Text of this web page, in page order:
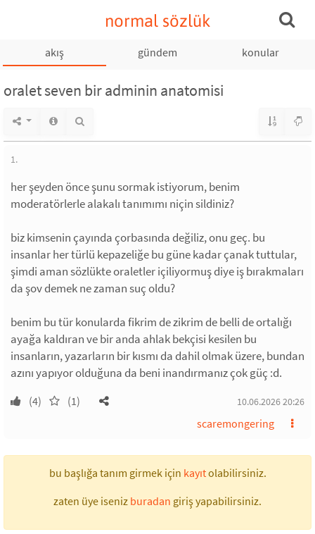
normal sözlük
akış gündem konular
oralet seven bir adminin anatomisi
1.
her şeyden önce şunu sormak istiyorum, benim
moderatörlerle alakalı tanımımı niçin sildiniz?
biz kimsenin çayında çorbasında değiliz, onu geç. bu
insanlar her türlü kepazeliğe bu güne kadar çanak tuttular,
şimdi aman sözlükte oraletler içiliyormuş diye iş bırakmaları
da şov demek ne zaman suç oldu?
benim bu tür konularda fikrim de zikrim de belli de ortalığı
ayağa kaldıran ve bir anda ahlak bekçisi kesilen bu
insanların, yazarların bir kısmı da dahil olmak üzere, bundan
azını yapıyor olduğuna da beni inandırmanız çok güç :d.
(4) (1) 10.06.2026 20:26
scaremongering
bu başlığa tanım girmek için kayıtolabilirsiniz.
zaten üye iseniz buradan giriş yapabilirsiniz.